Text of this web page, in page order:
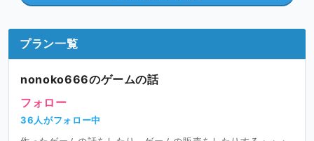
プラン一覧
nonoko666のゲームの話
フォロー
36人がフォロー中